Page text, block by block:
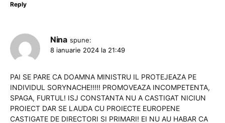
Reply
Nina spune:
8 ianuarie 2024 la 21:49
PAI SE PARE CA DOAMNA MINISTRU IL PROTEJEAZA PE
INDIVIDUL SORYNACHE!!!!! PROMOVEAZA INCOMPETENTA,
SPAGA, FURTUL! ISJ CONSTANTA NU A CASTIGAT NICIUN
PROIECT DAR SE LAUDA CU PROIECTE EUROPENE
CASTIGATE DE DIRECTORI SI PRIMARI! EI NU AU HABAR CA